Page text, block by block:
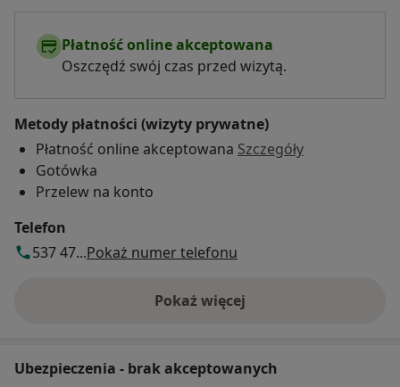
Płatność online akceptowana
Oszczędź swój czas przed wizytą.
Metody płatności (wizyty prywatne)
Płatność online akceptowana Szczegóły
Gotówka
Przelew na konto
Telefon
537 47...Pokaż numer telefonu
Pokaż więcej
o adresie
Ubezpieczenia - brak akceptowanych